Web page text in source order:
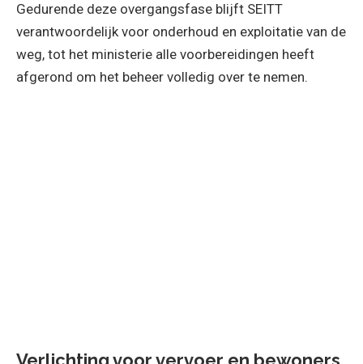
Gedurende deze overgangsfase blijft SEITT
verantwoordelijk voor onderhoud en exploitatie van de
weg, tot het ministerie alle voorbereidingen heeft
afgerond om het beheer volledig over te nemen.